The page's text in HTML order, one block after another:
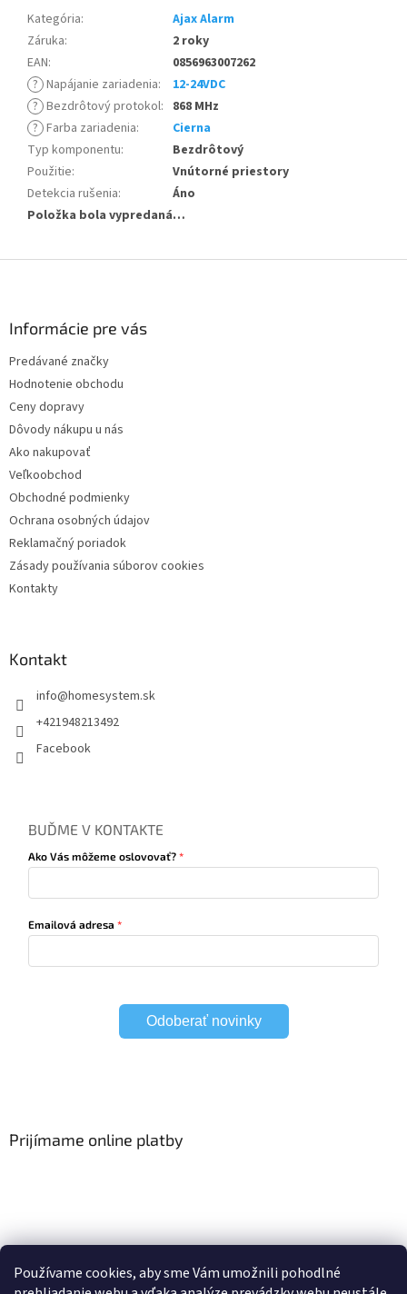
Používame cookies, aby sme Vám umožnili pohodlné
Kategória:
Ajax Alarm
Záruka:
2 roky
EAN:
0856963007262
? Napájanie zariadenia:
12-24VDC
? Bezdrôtový protokol: 868 MHz
? Farba zariadenia:
Cierna
Typ komponentu:
Bezdrôtový
Použitie:
Vnútorné priestory
Detekcia rušenia:
Áno
Položka bola vypredaná…
Informácie pre vás
Predávané značky
Hodnotenie obchodu
Ceny dopravy
Dôvody nákupu u nás
Ako nakupovať
Veľkoobchod
Obchodné podmienky
Ochrana osobných údajov
Reklamačný poriadok
Zásady používania súborov cookies
Kontakty
Kontakt
info@homesystem.sk
+421948213492
Facebook
BUĎME V KONTAKTE
Ako Vás môžeme oslovovať?
Emailová adresa
Odoberať novinky
Prijímame online platby